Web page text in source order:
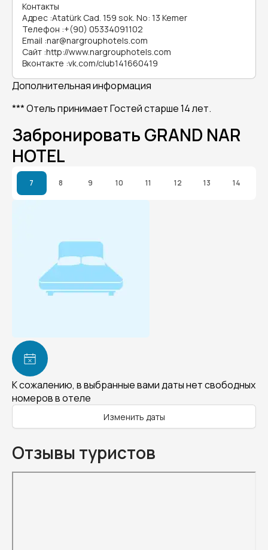
Контакты
Адрес :Atatürk Cad. 159 sok. No: 13 Kemer
Телефон :+(90) 05334091102
Email :nar@nargrouphotels.com
Сайт :http://www.nargrouphotels.com
Вконтакте :vk.com/club141660419
Дополнительная информация
*** Отель принимает Гостей старше 14 лет.
Забронировать GRAND NAR
HOTEL
7 8 9 10 11 12 13 14
К сожалению, в выбранные вами даты нет свободных
номеров в отеле
Изменить даты
Отзывы туристов